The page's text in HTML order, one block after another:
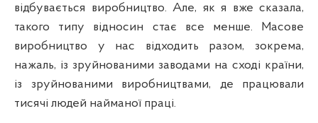
відбувається виробництво. Але, як я вже сказала,
такого типу відносин стає все менше. Масове
виробництво у нас відходить разом, зокрема,
нажаль, із зруйнованими заводами на сході країни,
із зруйнованими виробництвами, де працювали
тисячі людей найманої праці.